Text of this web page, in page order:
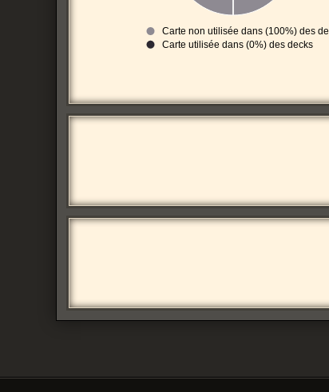
Carte non utilisée dans (100%) des
Carte utilisée dans (0%) des decks